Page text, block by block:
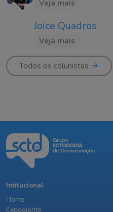
Veja mais
Joice Quadros
Veja mais
Todos os colunistas
Intitucional
Home
Expediente